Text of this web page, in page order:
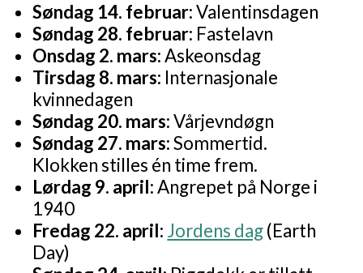
Søndag 14. februar:Valentinsdagen
Søndag 28. februar: Fastelavn
Onsdag 2. mars:Askeonsdag
Tirsdag 8. mars: Internasjonale
kvinnedagen
Søndag 20. mars:Vårjevndøgn
Søndag 27. mars:Sommertid.
Klokken stilles én time frem.
Lørdag 9. april:Angrepet på Norge i
1940
Fredag 22. april: Jordens dag(Earth
Day)